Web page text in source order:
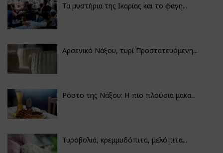
Τα μυστήρια της Ικαρίας και το φαγη...
Αρσενικό Νάξου, τυρί Προστατευόμενη...
Ρόστο της Νάξου: Η πιο πλούσια μακα...
Τυροβολιά, κρεμμυδόπιτα, μελόπιτα...